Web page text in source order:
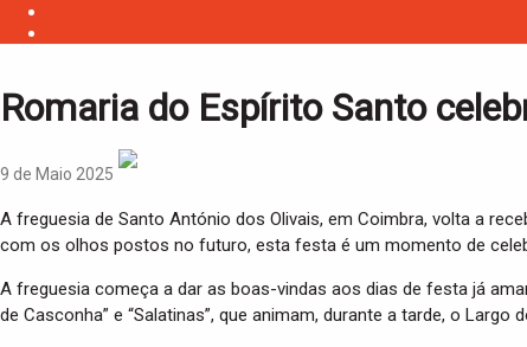
g
o
n
Romaria do Espírito Santo
9 de Maio 2025
A freguesia de Santo António dos Olivais, em Coimbra, volta a
com os olhos postos no futuro, esta festa é um momento de
A freguesia começa a dar as boas-vindas aos dias de festa já
de Casconha” e “Salatinas”, que animam, durante a tarde, o